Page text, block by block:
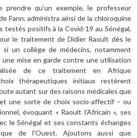
prendre qu’un exemple, le professeur
Fann, administra ainsi de la chloroquine
testés positifs à la Covid-19 au Sénégal,
le traitement de Didier Raoult dès le
un collège de médecins, notamment
une mise en garde contre une utilisation
de ce traitement en Afrique
thérapeutiques initiaux restèrent
autant sur des raisons médicales que
une sorte de choix socio-affectif – ou
évoquant « Raoult l’Africain », ses
le Sénégal et ses constants échanges
de l’Ouest. Ajoutons aussi que